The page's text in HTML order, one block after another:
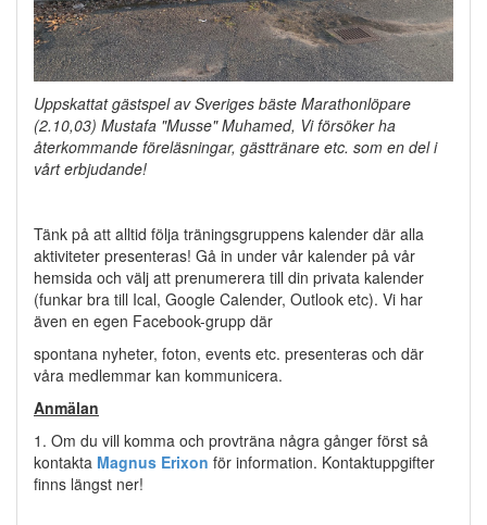
Uppskattat gästspel av Sveriges bäste Marathonlöpare
(2.10,03) Mustafa "Musse" Muhamed, Vi försöker ha
återkommande föreläsningar, gästtränare etc. som en del i
vårt erbjudande!
Tänk på att alltid följa träningsgruppens kalender där alla
aktiviteter presenteras! Gå in under vår kalender på vår
hemsida och välj att prenumerera till din privata kalender
(funkar bra till Ical, Google Calender, Outlook etc). Vi har
även en egen Facebook-grupp där
spontana nyheter, foton, events etc. presenteras och där
våra medlemmar kan kommunicera.
Anmälan
1. Om du vill komma och provträna några gånger först så
kontakta Magnus Erixon för information. Kontaktuppgifter
finns längst ner!